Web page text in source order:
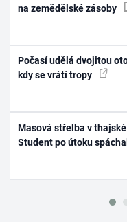
na zemědělské zásoby
Počasí udělá dvojitou
kdy se vrátí tropy
Masová střelba v
Student po útoku